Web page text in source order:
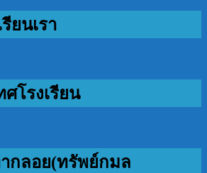
ยนเรา
โรงเรียน
ากลอย(ทรัพย์กมล